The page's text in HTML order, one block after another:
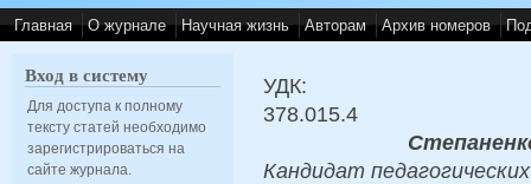
Главная О журнале Научная жизнь Авторам Архив номеров
Вход в систему
Для доступа к полному
тексту статей необходимо
зарегистрироваться на
сайте журнала.
УДК:
378.015.4
Кандидат